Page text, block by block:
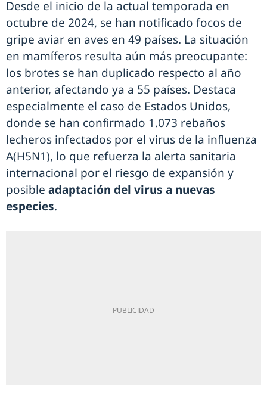
Desde el inicio de la actual temporada en
octubre de 2024, se han notificado focos de
gripe aviar en aves en 49 países. La situación
en mamíferos resulta aún más preocupante:
los brotes se han duplicado respecto al año
anterior, afectando ya a 55 países. Destaca
especialmente el caso de Estados Unidos,
donde se han confirmado 1.073 rebaños
lecheros infectados por el virus de la influenza
A(H5N1), lo que refuerza la alerta sanitaria
internacional por el riesgo de expansión y
posible adaptación del virus a nuevas
especies.